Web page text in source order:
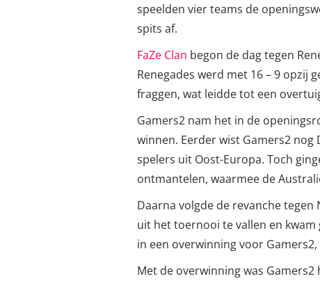
speelden vier teams de
spits af.
FaZe Clan begon de dag tegen
Renegades werd met 16 – 9 opzij
fraggen, wat leidde tot een
Gamers2 nam het in de
winnen. Eerder wist Gamers2
spelers uit Oost-Europa. Toch
ontmantelen, waarmee de
Daarna volgde de revanche tegen
uit het toernooi te vallen en
in een overwinning voor
Met de overwinning was